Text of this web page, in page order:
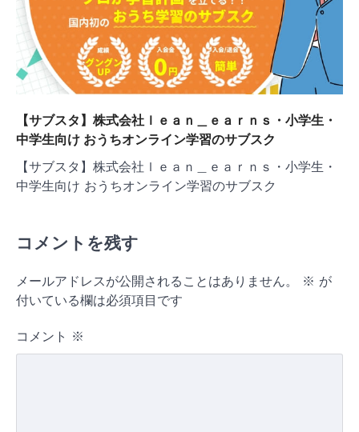
【サブスタ】株式会社ｌｅａｎ＿ｅａｒｎｓ・小学生・
中学生向け おうちオンライン学習のサブスク
【サブスタ】株式会社ｌｅａｎ＿ｅａｒｎｓ・小学生・
中学生向け おうちオンライン学習のサブスク
コメントを残す
メールアドレスが公開されることはありません。 ※ が
付いている欄は必須項目です
コメント ※